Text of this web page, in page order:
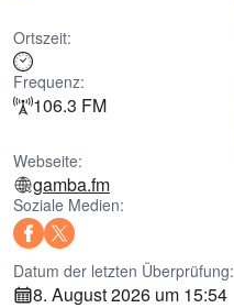
Ortszeit:
Frequenz:
106.3 FM
Webseite:
gamba.fm
Soziale Medien:
Datum der letzten Überprüfung:
8. August 2026 um 15:54